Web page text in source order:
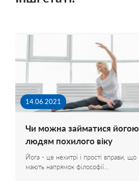
14.06.2021
Чи можна займатися йогою
людям похилого віку
Йога - це нехитрі і прості вправи, що
мають напрямок філософії…